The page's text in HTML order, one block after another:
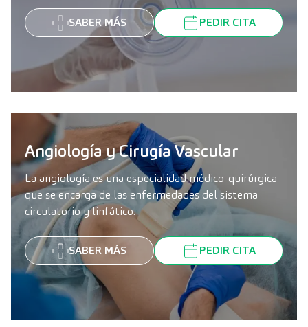
SABER MÁS PEDIR CITA
Angiología y Cirugía Vascular
La angiología es una especialidad médico-quirúrgica
que se encarga de las enfermedades del sistema
circulatorio y linfático.
SABER MÁS PEDIR CITA